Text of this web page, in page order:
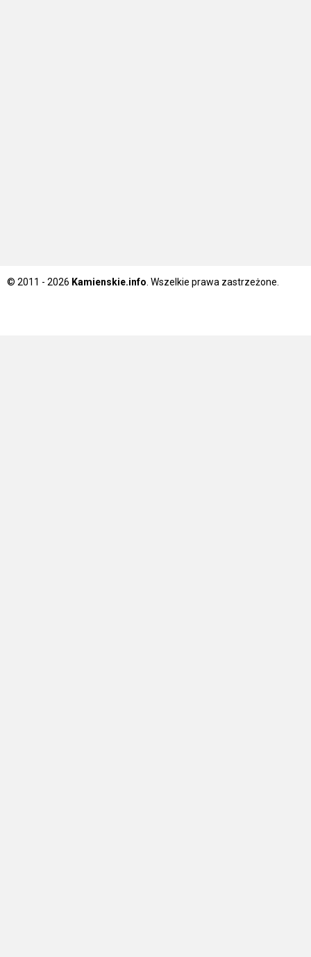
© 2011 - 2026 Kamienskie.info . Wszelkie prawa zastrzeżone.